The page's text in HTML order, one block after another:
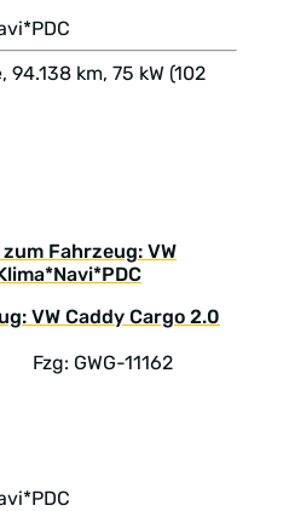
km, 75 kW (102
Fahrzeug: VW
Fzg: GWG-11162